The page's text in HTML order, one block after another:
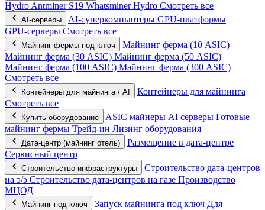
Hydro Antminer S19 Whatsminer Hydro Смотреть все
AI‑серверы AI‑суперкомпьютеры GPU‑платформы
GPU‑серверы Смотреть все
Майнинг-фермы под ключ
Майнинг ферма (10 ASIC)
Майнинг ферма (30 ASIC) Майнинг ферма (50 ASIC)
Майнинг ферма (100 ASIC) Майнинг ферма (300 ASIC)
Смотреть все
Контейнеры для майнинга / AI
Контейнеры для майнинга
Смотреть все
Купить оборудование ASIC майнеры AI серверы Готовые
майнинг фермы Трейд-ин Лизинг оборудования
Дата-центр (майнинг отель)
Размещение в дата-центре
Сервисный центр
Строительство инфраструктуры
Строительство дата-центров
на э/э Строительство дата-центров на газе Производство
МЦОД
Майнинг под ключ Запуск майнинга под ключ Для